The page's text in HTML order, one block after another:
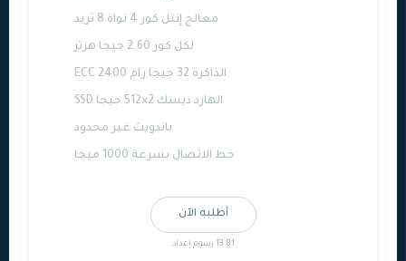
معالج إنتل كور 4 نواة 8 ثريد
لكل كور 2.60 جيجا هرتز
الذاكرة 32 جيجا رام ECC 2400
الهارد ديسك 2×512 جيجا SSD
باندويث غير محدود
خط الاتصال بسرعة 1000 ميجا
أطلبه الآن
13.81 رسوم إعداد